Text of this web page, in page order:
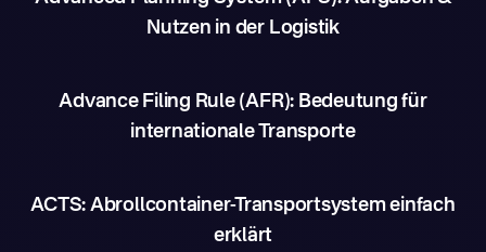
Nutzen in der Logistik
Advance Filing Rule (AFR): Bedeutung für
internationale Transporte
ACTS: Abrollcontainer-Transportsystem einfach
erklärt